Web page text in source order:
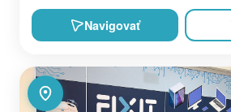
Navigovať